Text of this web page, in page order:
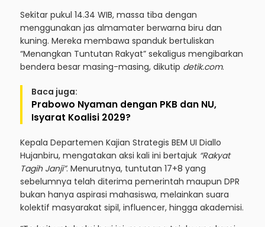
Sekitar pukul 14.34 WIB, massa tiba dengan
menggunakan jas almamater berwarna biru dan
kuning. Mereka membawa spanduk bertuliskan
“Menangkan Tuntutan Rakyat” sekaligus mengibarkan
bendera besar masing-masing, dikutip detik.com.
Baca juga:
Prabowo Nyaman dengan PKB dan NU,
Isyarat Koalisi 2029?
Kepala Departemen Kajian Strategis BEM UI Diallo
Hujanbiru, mengatakan aksi kali ini bertajuk “Rakyat
Tagih Janji”. Menurutnya, tuntutan 17+8 yang
sebelumnya telah diterima pemerintah maupun DPR
bukan hanya aspirasi mahasiswa, melainkan suara
kolektif masyarakat sipil, influencer, hingga akademisi.